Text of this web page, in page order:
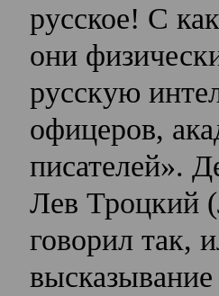
русское! С
они
русскую
офицеров,
писателей».
Лев Троцкий
говорил так,